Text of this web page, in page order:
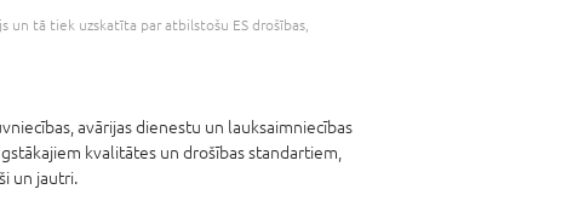
un tā tiek uzskatīta par atbilstošu ES drošības,
avārijas dienestu un lauksaimniecības
kvalitātes un drošības standartiem,
un jautri.